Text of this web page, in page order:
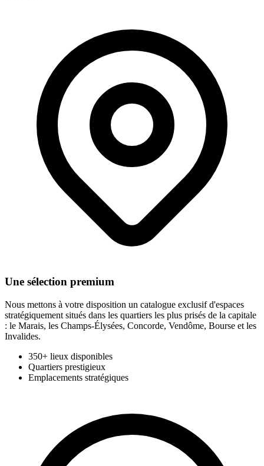
Une sélection premium
Nous mettons à votre disposition un catalogue exclusif d'espaces
stratégiquement situés dans les quartiers les plus prisés de la capitale
: le Marais, les Champs-Élysées, Concorde, Vendôme, Bourse et les
Invalides.
350+ lieux disponibles
Quartiers prestigieux
Emplacements stratégiques